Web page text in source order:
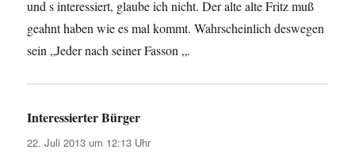
und s interessiert, glaube ich nicht. Der alte alte Fritz muß
geahnt haben wie es mal kommt. Wahrscheinlich deswegen
sein „Jeder nach seiner Fasson „.
Interessierter Bürger
22. Juli 2013 um 12:13 Uhr